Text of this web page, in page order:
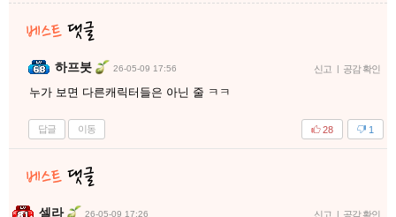
하프붓 26-05-09 17:56 신고 | 공감 확인
누가 보면 다른캐릭터들은 아닌 줄 ㅋㅋ
답글 이동 1
28
셀라 26-05-09 17:26 신고 | 공감 확인